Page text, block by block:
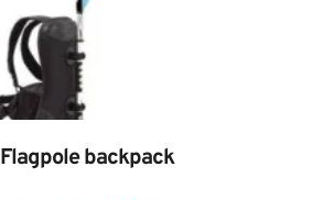
Flagpole backpack